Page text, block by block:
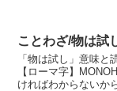
ことわざ/物は試
「物は試し」意味と読み方 【表記】物は試し 【読み
【ローマ字】MONOHATAMESHI 【意味
ければわからないか